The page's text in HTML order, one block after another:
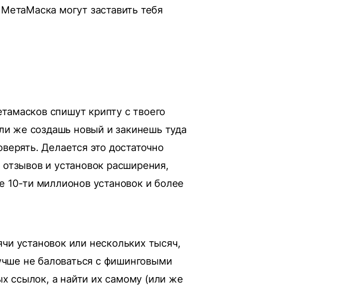
могут заставить тебя
спишут крипту с твоего
же создашь новый и закинешь туда
Делается это достаточно
и установок расширения,
ти миллионов установок и более
установок или нескольких тысяч,
не баловаться с фишинговыми
ссылок, а найти их самому (или же